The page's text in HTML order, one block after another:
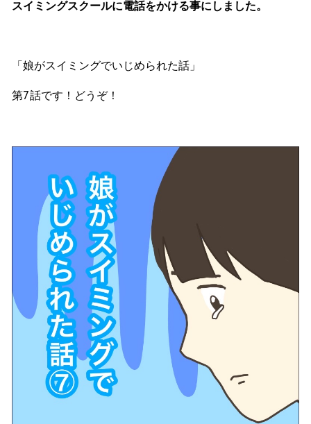
スイミングスクールに電話をかける事にしました。
「娘がスイミングでいじめられた話」
第7話です！どうぞ！